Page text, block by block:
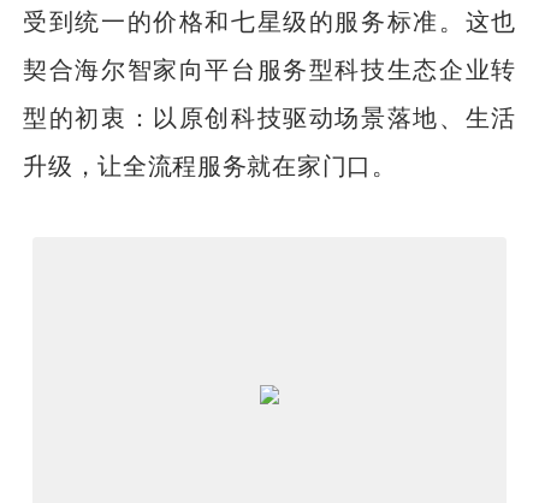
受到统一的价格和七星级的服务标准。这也
契合海尔智家向平台服务型科技生态企业转
型的初衷：以原创科技驱动场景落地、生活
升级，让全流程服务就在家门口。